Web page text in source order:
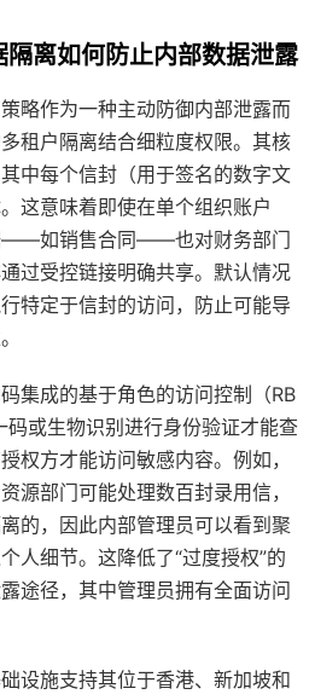
离如何防止内部数据泄露
略作为一种主动防御内部泄露而
租户隔离结合细粒度权限。其核
中每个信封（用于签名的数字文
这意味着即使在单个组织账户
——如销售合同——也对财务部门
过受控链接明确共享。默认情况
特定于信封的访问，防止可能导
集成的基于角色的访问控制（RB
或生物识别进行身份验证才能查
权方才能访问敏感内容。例如，
源部门可能处理数百封录用信，
的，因此内部管理员可以看到聚
人细节。这降低了“过度授权”的
途径，其中管理员拥有全面访问
设施支持其位于香港、新加坡和